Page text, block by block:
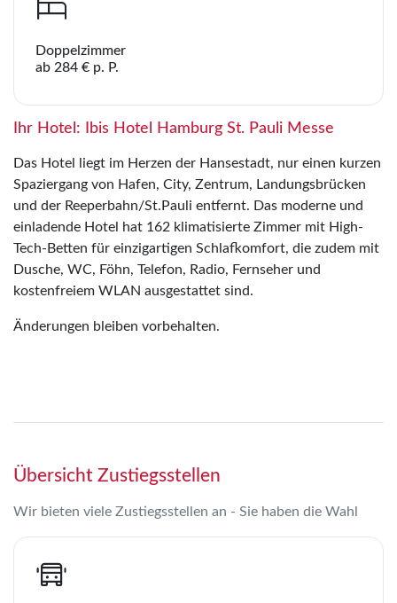
Doppelzimmer
ab 284 € p. P.
Ihr Hotel: Ibis Hotel Hamburg St. Pauli Messe
Das Hotel liegt im Herzen der Hansestadt, nur einen kurzen
Spaziergang von Hafen, City, Zentrum, Landungsbrücken
und der Reeperbahn/St.Pauli entfernt. Das moderne und
einladende Hotel hat 162 klimatisierte Zimmer mit High-
Tech-Betten für einzigartigen Schlafkomfort, die zudem mit
Dusche, WC, Föhn, Telefon, Radio, Fernseher und
kostenfreiem WLAN ausgestattet sind.
Änderungen bleiben vorbehalten.
Übersicht Zustiegsstellen
Wir bieten viele Zustiegsstellen an - Sie haben die Wahl